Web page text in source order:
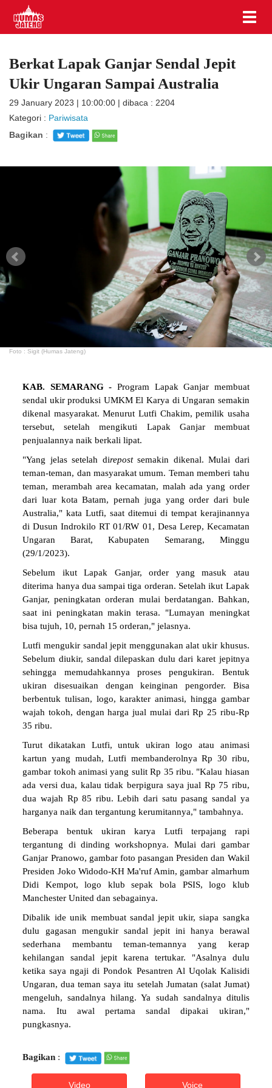
Berkat Lapak Ganjar Sendal Jepit
Ukir Ungaran Sampai Australia
29 January 2023 | 10:00:00 | dibaca : 2204
Kategori : Pariwisata
Bagikan :
Foto : Sigit (Humas Jateng)
KAB. SEMARANG - Program Lapak Ganjar membuat
sendal ukir produksi UMKM El Karya di Ungaran semakin
dikenal masyarakat. Menurut Lutfi Chakim, pemilik usaha
tersebut, setelah mengikuti Lapak Ganjar membuat
penjualannya naik berkali lipat.
"Yang jelas setelah direpostsemakin dikenal. Mulai dari
teman-teman, dan masyarakat umum. Teman memberi tahu
teman, merambah area kecamatan, malah ada yang order
dari luar kota Batam, pernah juga yang order dari bule
Australia," kata Lutfi, saat ditemui di tempat kerajinannya
di Dusun Indrokilo RT 01/RW 01, Desa Lerep, Kecamatan
Ungaran Barat, Kabupaten Semarang, Minggu
(29/1/2023).
Sebelum ikut Lapak Ganjar, order yang masuk atau
diterima hanya dua sampai tiga orderan. Setelah ikut Lapak
Ganjar, peningkatan orderan mulai berdatangan. Bahkan,
saat ini peningkatan makin terasa. "Lumayan meningkat
bisa tujuh, 10, pernah 15 orderan," jelasnya.
Lutfi mengukir sandal jepit menggunakan alat ukir khusus.
Sebelum diukir, sandal dilepaskan dulu dari karet jepitnya
sehingga memudahkannya proses pengukiran. Bentuk
ukiran disesuaikan dengan keinginan pengorder. Bisa
berbentuk tulisan, logo, karakter animasi, hingga gambar
wajah tokoh, dengan harga jual mulai dari Rp 25 ribu-Rp
35 ribu.
Turut dikatakan Lutfi, untuk ukiran logo atau animasi
kartun yang mudah, Lutfi membanderolnya Rp 30 ribu,
gambar tokoh animasi yang sulit Rp 35 ribu. "Kalau hiasan
ada versi dua, kalau tidak berpigura saya jual Rp 75 ribu,
dua wajah Rp 85 ribu. Lebih dari satu pasang sandal ya
harganya naik dan tergantung kerumitannya," tambahnya.
Beberapa bentuk ukiran karya Lutfi terpajang rapi
tergantung di dinding workshopnya. Mulai dari gambar
Ganjar Pranowo, gambar foto pasangan Presiden dan Wakil
Presiden Joko Widodo-KH Ma'ruf Amin, gambar almarhum
Didi Kempot, logo klub sepak bola PSIS, logo klub
Manchester United dan sebagainya.
Dibalik ide unik membuat sandal jepit ukir, siapa sangka
dulu gagasan mengukir sandal jepit ini hanya berawal
sederhana membantu teman-temannya yang kerap
kehilangan sandal jepit karena tertukar. "Asalnya dulu
ketika saya ngaji di Pondok Pesantren Al Uqolak Kalisidi
Ungaran, dua teman saya itu setelah Jumatan (salat Jumat)
mengeluh, sandalnya hilang. Ya sudah sandalnya ditulis
nama. Itu awal pertama sandal dipakai ukiran,"
pungkasnya.
Bagikan :
Video Voice